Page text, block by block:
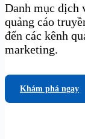
Danh mục dịch
quảng cáo
đến các kênh
marketing.
Khám phá ngay